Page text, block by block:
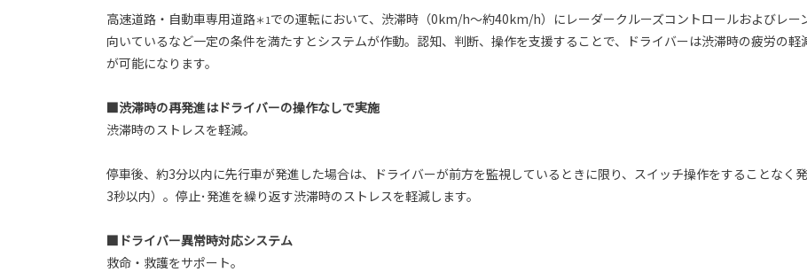
高速道路・自動車専用道路＊1での運転において、渋滞時（0km/h～約40km/h）にレーダークルーズコントロールおよびレー
向いているなど一定の条件を満たすとシステムが作動。認知、判断、操作を支援することで、ドライバーは渋滞時の疲労の
が可能になります。
■渋滞時の再発進はドライバーの操作なしで実施
渋滞時のストレスを軽減。
停車後、約3分以内に先行車が発進した場合は、ドライバーが前方を監視しているときに限り、スイッチ操作をすることなく
3秒以内）。停止･発進を繰り返す渋滞時のストレスを軽減します。
■ドライバー異常時対応システム
救命・救護をサポート。